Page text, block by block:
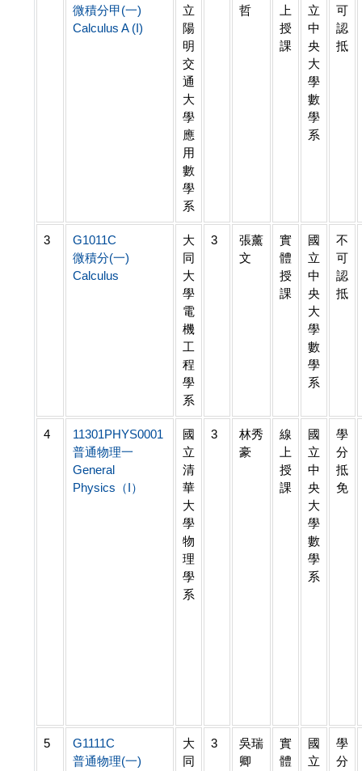
微積分甲(一)
Calculus A (I)
立
陽
明
交
通
大
學
應
用
數
學
系
哲
上
授
課
立
中
央
大
學
數
學
系
可
認
抵
3
G1011C
微積分(一)
Calculus
大
同
大
學
電
機
工
程
學
系
3
張薰
文
實
體
授
課
國
立
中
央
大
學
數
學
系
不
可
認
抵
4
11301PHYS0001
普通物理一
General
Physics（I）
國
立
清
華
大
學
物
理
學
系
3
林秀
豪
線
上
授
課
國
立
中
央
大
學
數
學
系
學
分
抵
免
5
G1111C
普通物理(一)
大
同
3
吳瑞
卿
實
體
國
立
學
分